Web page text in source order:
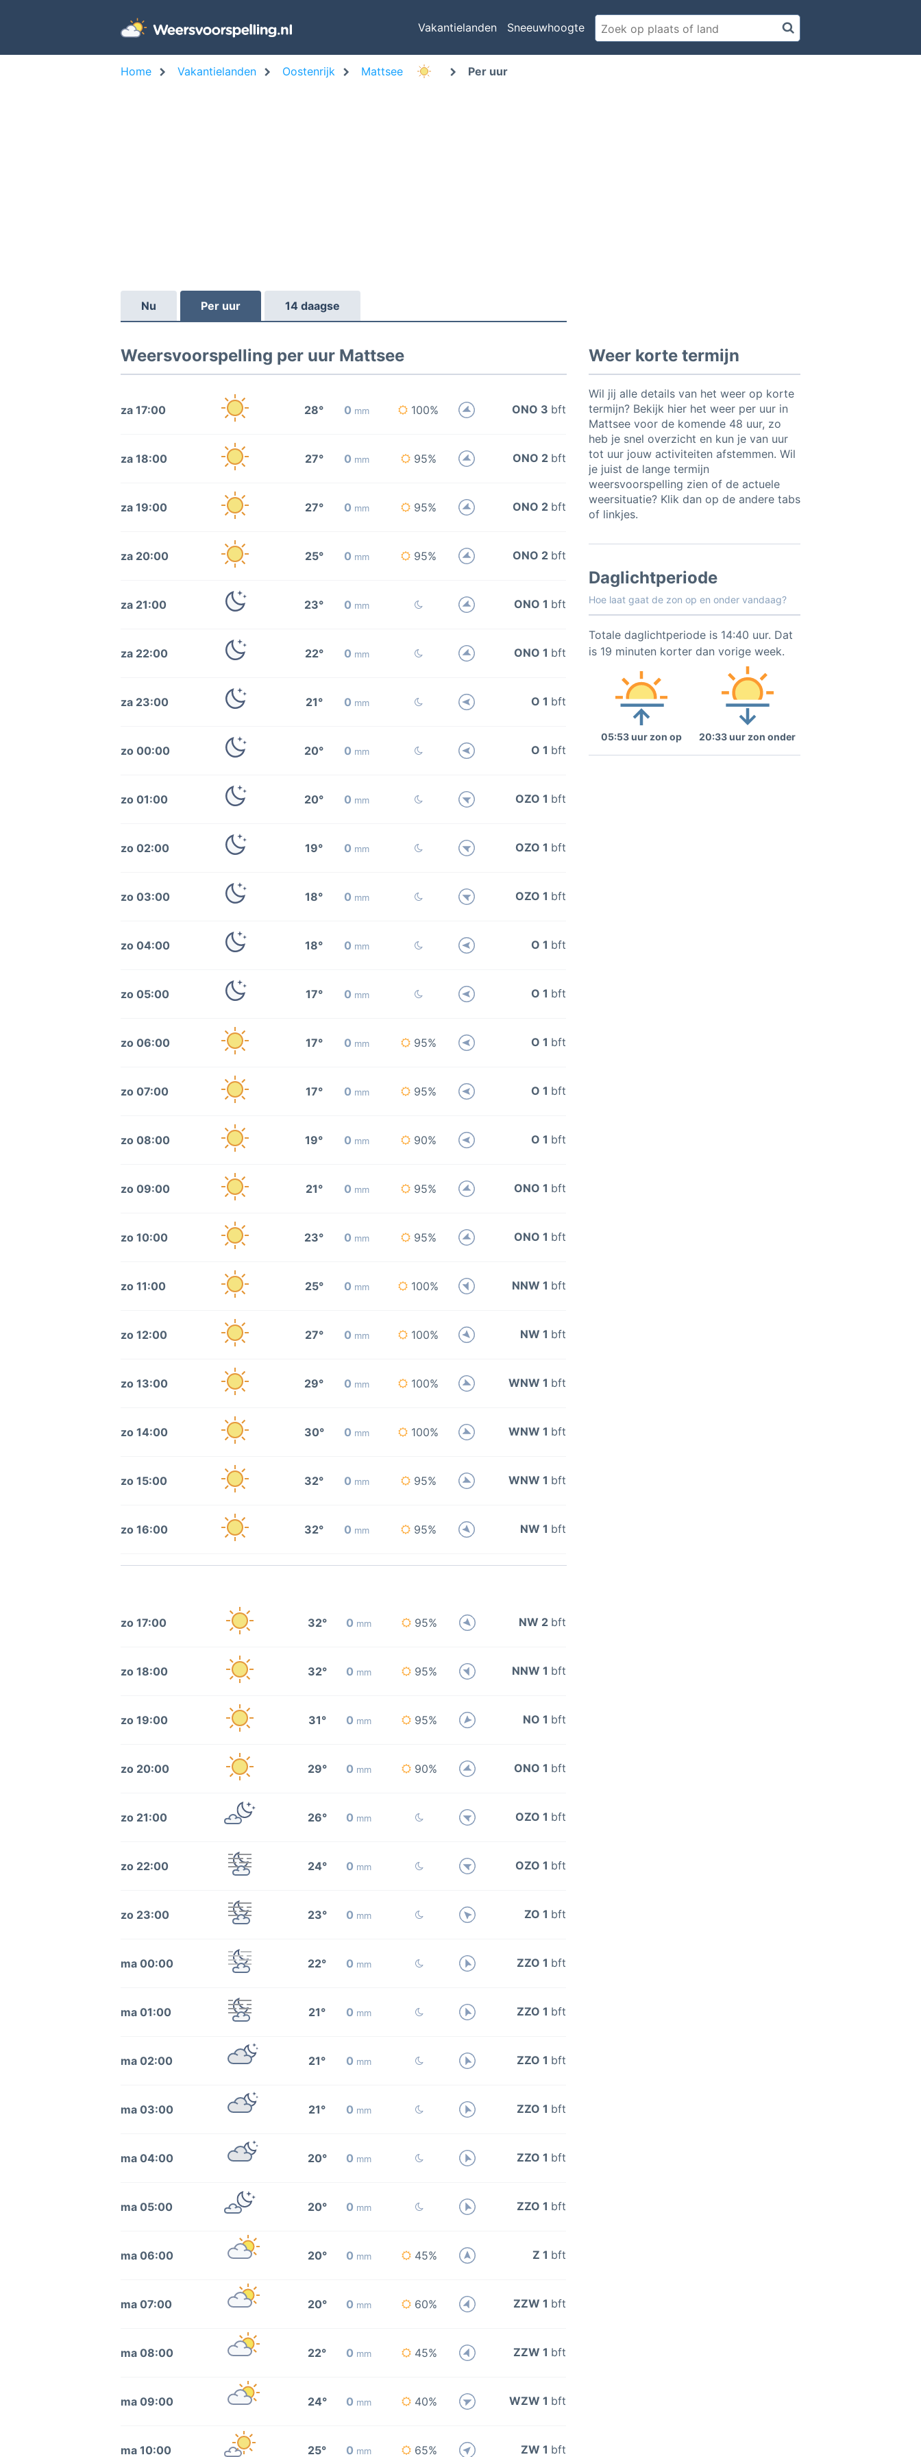
Vakantielanden Sneeuwhoogte
Home Vakantielanden Oostenrijk Mattsee Per uur
Nu Per uur 14 daagse
Weersvoorspelling per uur Mattsee
za 17:00 28° 0 mm 100% ONO 3 bft
za 18:00 27° 0 mm 95% ONO 2 bft
za 19:00 27° 0 mm 95% ONO 2 bft
za 20:00 25° 0 mm 95% ONO 2 bft
za 21:00 23° 0 mm ONO 1 bft
za 22:00 22° 0 mm ONO 1 bft
za 23:00 21° 0 mm O 1 bft
zo 00:00 20° 0 mm O 1 bft
zo 01:00 20° 0 mm OZO 1 bft
zo 02:00 19° 0 mm OZO 1 bft
zo 03:00 18° 0 mm OZO 1 bft
zo 04:00 18° 0 mm O 1 bft
zo 05:00 17° 0 mm O 1 bft
zo 06:00 17° 0 mm 95% O 1 bft
zo 07:00 17° 0 mm 95% O 1 bft
zo 08:00 19° 0 mm 90% O 1 bft
zo 09:00 21° 0 mm 95% ONO 1 bft
zo 10:00 23° 0 mm 95% ONO 1 bft
zo 11:00 25° 0 mm 100% NNW 1 bft
zo 12:00 27° 0 mm 100% NW 1 bft
zo 13:00 29° 0 mm 100% WNW 1 bft
zo 14:00 30° 0 mm 100% WNW 1 bft
zo 15:00 32° 0 mm 95% WNW 1 bft
zo 16:00 32° 0 mm 95% NW 1 bft
zo 17:00 32° 0 mm 95% NW 2 bft
zo 18:00 32° 0 mm 95% NNW 1 bft
zo 19:00 31° 0 mm 95% NO 1 bft
zo 20:00 29° 0 mm 90% ONO 1 bft
zo 21:00 26° 0 mm OZO 1 bft
zo 22:00 24° 0 mm OZO 1 bft
zo 23:00 23° 0 mm ZO 1 bft
ma 00:00 22° 0 mm ZZO 1 bft
ma 01:00 21° 0 mm ZZO 1 bft
ma 02:00 21° 0 mm ZZO 1 bft
ma 03:00 21° 0 mm ZZO 1 bft
ma 04:00 20° 0 mm ZZO 1 bft
ma 05:00 20° 0 mm ZZO 1 bft
ma 06:00 20° 0 mm 45% Z 1 bft
ma 07:00 20° 0 mm 60% ZZW 1 bft
ma 08:00 22° 0 mm 45% ZZW 1 bft
ma 09:00 24° 0 mm 40% WZW 1 bft
ma 10:00 25° 0 mm 65% ZW 1 bft
Weer korte termijn
Wil jij alle details van het weer op korte
termijn? Bekijk hier het weer per uur in
Mattsee voor de komende 48 uur, zo
heb je snel overzicht en kun je van uur
tot uur jouw activiteiten afstemmen. Wil
je juist de lange termijn
weersvoorspelling zien of de actuele
weersituatie? Klik dan op de andere tabs
of linkjes.
Daglichtperiode
Hoe laat gaat de zon op en onder vandaag?
Totale daglichtperiode is 14:40 uur. Dat
is 19 minuten korter dan vorige week.
05:53 uur zon op 20:33 uur zon onder